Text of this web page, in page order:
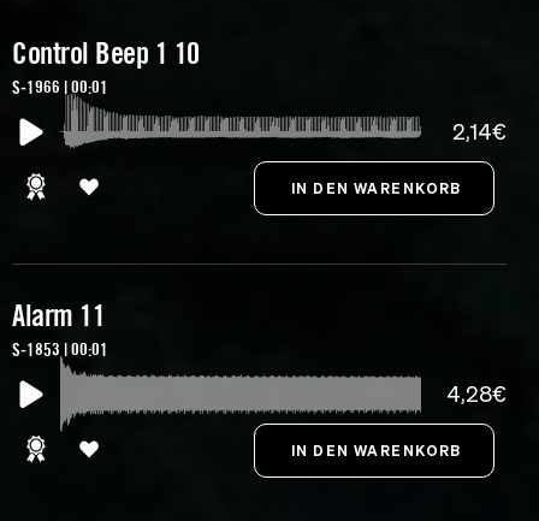
Control Beep 1 10
S-1966 | 00:01
2,14€
Alarm 11
S-1853 | 00:01
4,28€